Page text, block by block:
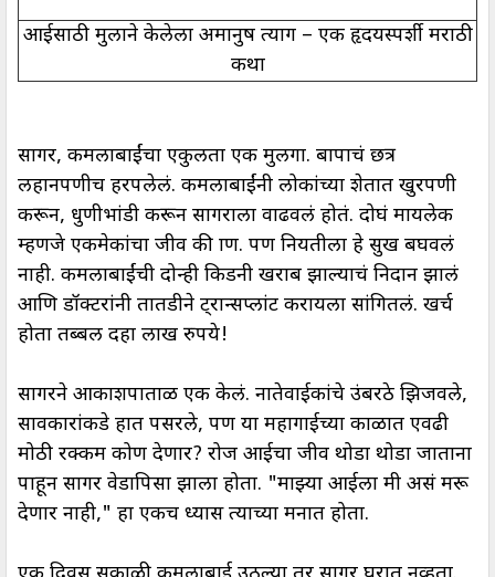
आईसाठी मुलाने केलेला अमानुष त्याग – एक हृदयस्पर्शी मराठी
कथा
सागर, कमलाबाईंचा एकुलता एक मुलगा. बापाचं छत्र
लहानपणीच हरपलेलं. कमलाबाईंनी लोकांच्या शेतात खुरपणी
करून, धुणीभांडी करून सागराला वाढवलं होतं. दोघं मायलेक
म्हणजे एकमेकांचा जीव की प्राण. पण नियतीला हे सुख बघवलं
नाही. कमलाबाईंची दोन्ही किडनी खराब झाल्याचं निदान झालं
आणि डॉक्टरांनी तातडीने ट्रान्सप्लांट करायला सांगितलं. खर्च
होता तब्बल दहा लाख रुपये!
सागरने आकाशपाताळ एक केलं. नातेवाईकांचे उंबरठे झिजवले,
सावकारांकडे हात पसरले, पण या महागाईच्या काळात एवढी
मोठी रक्कम कोण देणार? रोज आईचा जीव थोडा थोडा जाताना
पाहून सागर वेडापिसा झाला होता. "माझ्या आईला मी असं मरू
देणार नाही," हा एकच ध्यास त्याच्या मनात होता.